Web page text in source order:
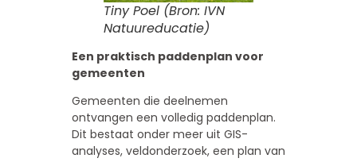
Tiny Poel (Bron: IVN
Natuureducatie)
Een praktisch paddenplan voor
gemeenten
Gemeenten die deelnemen
ontvangen een volledig paddenplan.
Dit bestaat onder meer uit GIS-
analyses, veldonderzoek, een plan van